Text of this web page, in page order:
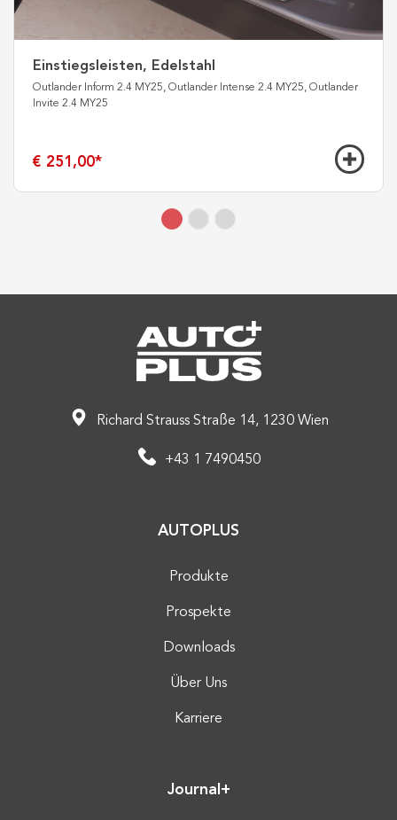
Einstiegsleisten, Edelstahl
Outlander Inform 2.4 MY25, Outlander Intense 2.4 MY25, Outlander
Invite 2.4 MY25
€ 251,00*
Richard Strauss Straße 14, 1230 Wien
+43 1 7490450
AUTOPLUS
Produkte
Prospekte
Downloads
Über Uns
Karriere
Journal+